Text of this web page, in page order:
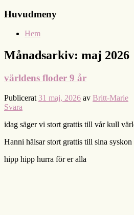
Huvudmeny
Hem
Månadsarkiv: maj 2026
världens floder 9 år
Publicerat 31 maj, 2026 av Britt-Marie
Svara
idag säger vi stort grattis till vår kull
Hanni hälsar stort grattis till sina syskon
hipp hipp hurra för er alla